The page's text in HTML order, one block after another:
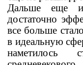
Дальше еще
достаточно
все больше
в идеальную
наметилось